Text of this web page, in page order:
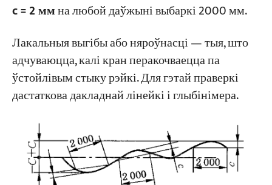
c = 2 ммна любой даўжыні выбаркі 2000 мм.
Лакальныя выгібы або няроўнасці — тыя, што
адчуваюцца, калі кран перакочваецца па
ўстойлівым стыку рэйкі. Для гэтай праверкі
дастаткова дакладнай лінейкі і глыбінімера.